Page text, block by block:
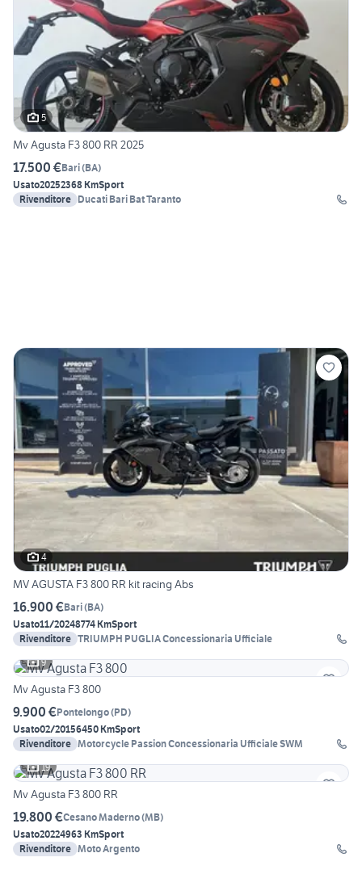
5
Mv Agusta F3 800 RR 2025
17.500 €Bari(BA)
Usato20252368 KmSport
Rivenditore Ducati Bari Bat Taranto
4
MV AGUSTA F3 800 RR kit racing Abs
16.900 €Bari(BA)
Usato11/20248774 KmSport
Rivenditore TRIUMPH PUGLIA Concessionaria Ufficiale
9
Mv Agusta F3 800
9.900 €Pontelongo(PD)
Usato02/20156450 KmSport
Rivenditore Motorcycle Passion Concessionaria Ufficiale SWM
19
Mv Agusta F3 800 RR
19.800 €Cesano Maderno(MB)
Usato20224963 KmSport
Rivenditore Moto Argento